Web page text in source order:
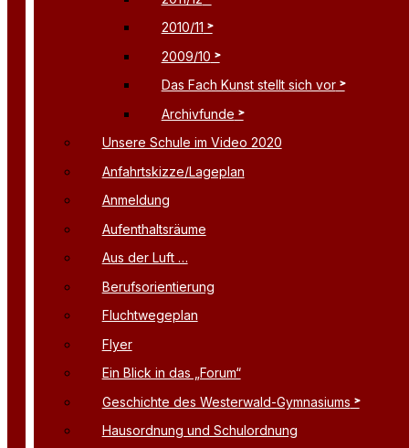
2010/11
2009/10
Das Fach Kunst stellt sich vor
Archivfunde
Unsere Schule im Video 2020
Anfahrtskizze/Lageplan
Anmeldung
Aufenthaltsräume
Aus der Luft …
Berufsorientierung
Fluchtwegeplan
Flyer
Ein Blick in das „Forum“
Geschichte des Westerwald-Gymnasiums
Hausordnung und Schulordnung